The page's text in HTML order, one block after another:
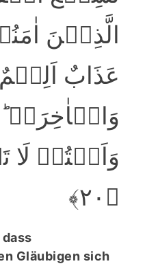
الَّذِیۡنَ
عَذَابٌ
وَالۡاٰخِرَۃِ
وَاَنۡتُمۡ
﴿۲۰﴾
Gläubigen sich